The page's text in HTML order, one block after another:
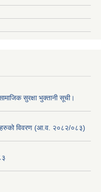
सुरक्षा भुक्तानी सूची।
विवरण (आ.व. २०८२/०८३)